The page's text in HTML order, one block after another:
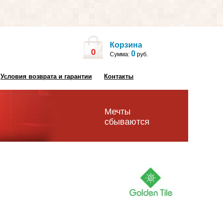
0
Корзина
Сумма: 0 руб.
Условия возврата и гарантии Контакты
Мечты
сбываются